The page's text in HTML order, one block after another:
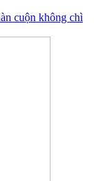
cuộn không chì